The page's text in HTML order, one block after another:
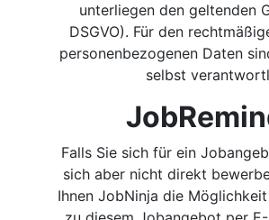
unterliegen den geltenden
DSGVO). Für den
personenbezogenen Daten
selbst
Falls Sie sich für ein
sich aber nicht direkt
Ihnen JobNinja die